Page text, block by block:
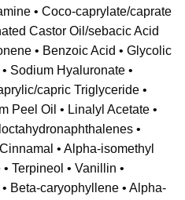
• Coco-caprylate/caprate
Castor Oil/sebacic Acid
• Benzoic Acid • Glycolic
Sodium Hyaluronate •
capric Triglyceride •
Peel Oil • Linalyl Acetate •
•
• Alpha-isomethyl
Terpineol • Vanillin •
Beta-caryophyllene • Alpha-